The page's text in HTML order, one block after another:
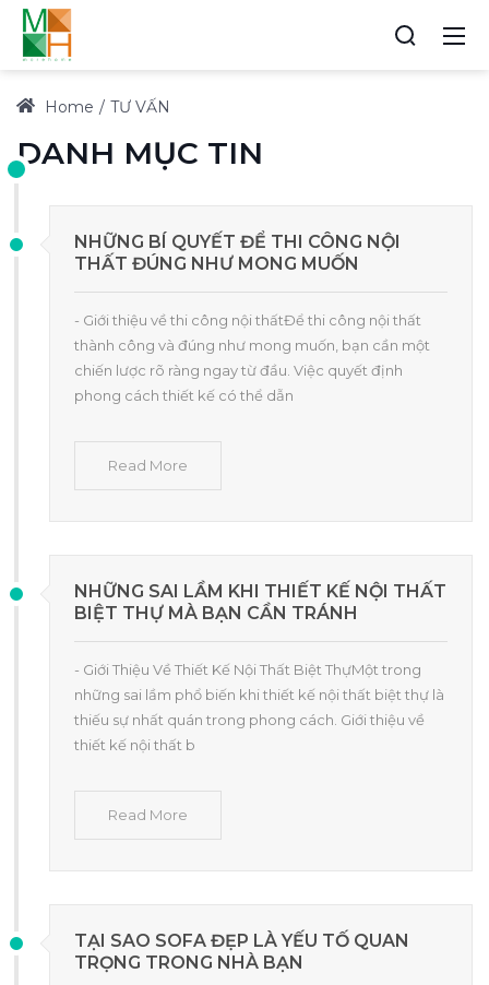
Home TƯ VẤN
DANH MỤC TIN
NHỮNG BÍ QUYẾT ĐỂ THI CÔNG NỘI
THẤT ĐÚNG NHƯ MONG MUỐN
- Giới thiệu về thi công nội thấtĐể thi công nội thất
thành công và đúng như mong muốn, bạn cần một
chiến lược rõ ràng ngay từ đầu. Việc quyết định
phong cách thiết kế có thể dẫn
Read More
NHỮNG SAI LẦM KHI THIẾT KẾ NỘI THẤT
BIỆT THỰ MÀ BẠN CẦN TRÁNH
- Giới Thiệu Về Thiết Kế Nội Thất Biệt ThựMột trong
những sai lầm phổ biến khi thiết kế nội thất biệt thự là
thiếu sự nhất quán trong phong cách. Giới thiệu về
thiết kế nội thất b
Read More
TẠI SAO SOFA ĐẸP LÀ YẾU TỐ QUAN
TRỌNG TRONG NHÀ BẠN